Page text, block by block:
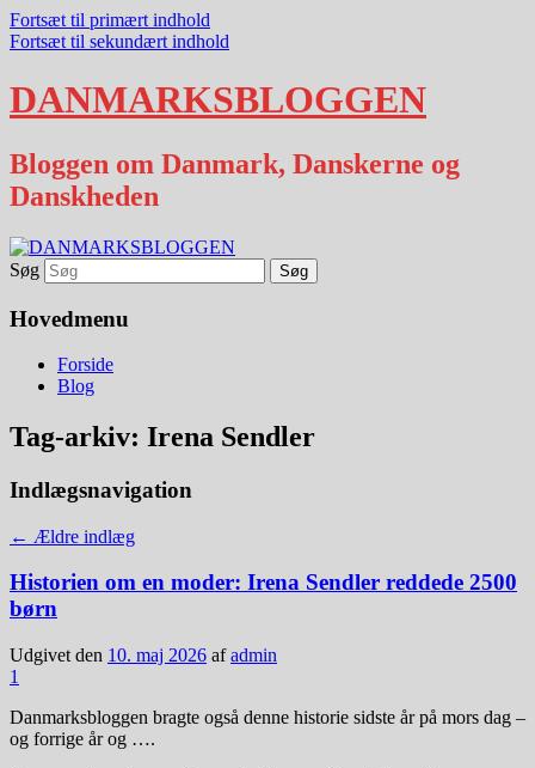
Fortsæt til primært indhold
Fortsæt til sekundært indhold
DANMARKSBLOGGEN
Bloggen om Danmark, Danskerne og
Danskheden
Søg
Hovedmenu
Forside
Blog
Tag-arkiv: Irena Sendler
Indlægsnavigation
← Ældre indlæg
Historien om en moder: Irena Sendler reddede 2500
børn
Udgivet den 10. maj 2026 afadmin
1
Danmarksbloggen bragte også denne historie sidste år på mors dag –
og forrige år og ….